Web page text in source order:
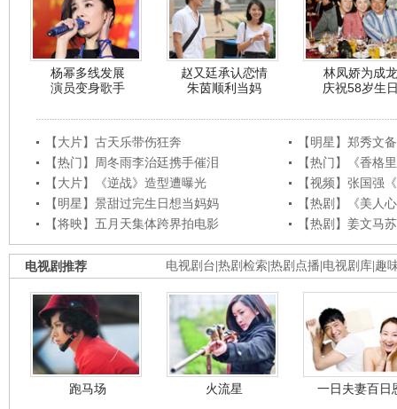
杨幂多线发展
演员变身歌手
赵又廷承认恋情
朱茵顺利当妈
林凤娇为成龙
庆祝58岁生
【大片】古天乐带伤狂奔
【明星】郑秀文
【热门】周冬雨李治廷携手催泪
【热门】《香格
【大片】《逆战》造型遭曝光
【视频】张国强
【明星】景甜过完生日想当妈妈
【热剧】《美人
【将映】五月天集体跨界拍电影
【热剧】姜文马
电视剧台 热剧检索 热剧点播 电视剧库 趣
电视剧推荐
跑马场 火流星 一日夫妻百日